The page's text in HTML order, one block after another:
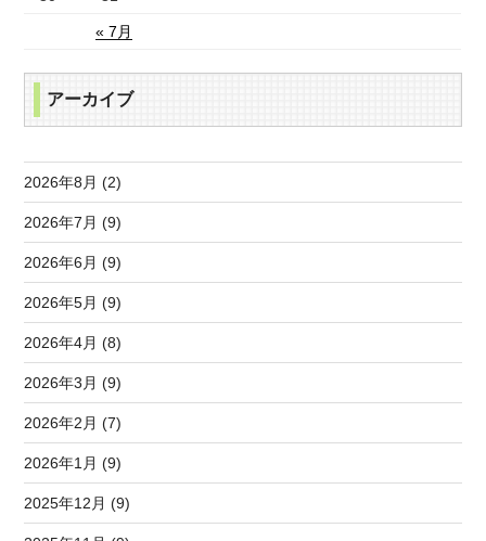
« 7月
アーカイブ
2026年8月 (2)
2026年7月 (9)
2026年6月 (9)
2026年5月 (9)
2026年4月 (8)
2026年3月 (9)
2026年2月 (7)
2026年1月 (9)
2025年12月 (9)